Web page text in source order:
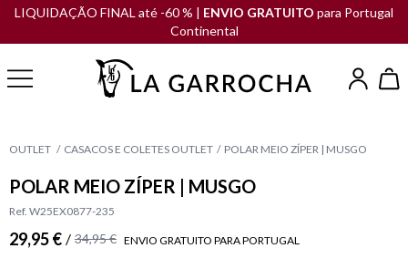
LIQUIDAÇÃO FINAL até -60 % | ENVIO GRATUITO para Portugal
Continental
OUTLET CASACOS E COLETES OUTLET POLAR MEIO ZÍPER | MUSGO
POLAR MEIO ZÍPER | MUSGO
Ref. W25EX0877-235
29,95 € / 34,95 € ENVIO GRATUITO PARA PORTUGAL